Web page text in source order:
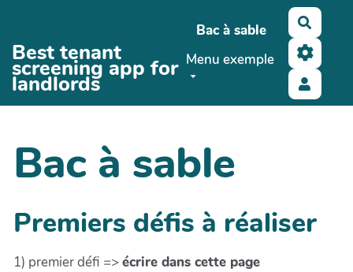
Best tenant
screening app for
landlords
Bac à sable
Menu exemple
Bac à sable
Premiers défis à réaliser
1) premier défi => écrire dans cette page